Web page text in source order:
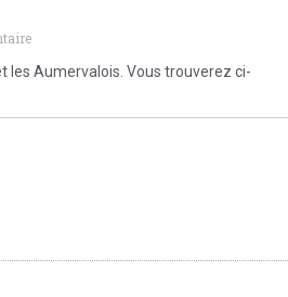
les Aumervalois. Vous trouverez ci-